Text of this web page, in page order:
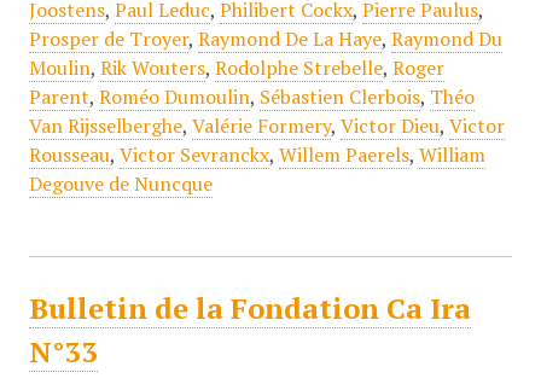
Joostens, Paul Leduc, Philibert Cockx, Pierre Paulus,
Prosper de Troyer, Raymond De La Haye, Raymond Du
Moulin, Rik Wouters, Rodolphe Strebelle, Roger
Parent, Roméo Dumoulin, Sébastien Clerbois, Théo
Van Rijsselberghe, Valérie Formery, Victor Dieu, Victor
Rousseau, Victor Sevranckx, Willem Paerels, William
Degouve de Nuncque
Bulletin de la Fondation Ca Ira
N°33